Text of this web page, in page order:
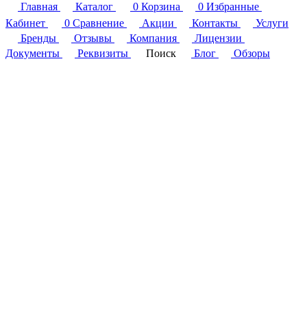
Главная
Каталог 0 Корзина 0 Избранные
Кабинет
0 Сравнение Акции Контакты
Услуги
Бренды
Отзывы Компания
Лицензии
Документы
Реквизиты Поиск Блог Обзоры